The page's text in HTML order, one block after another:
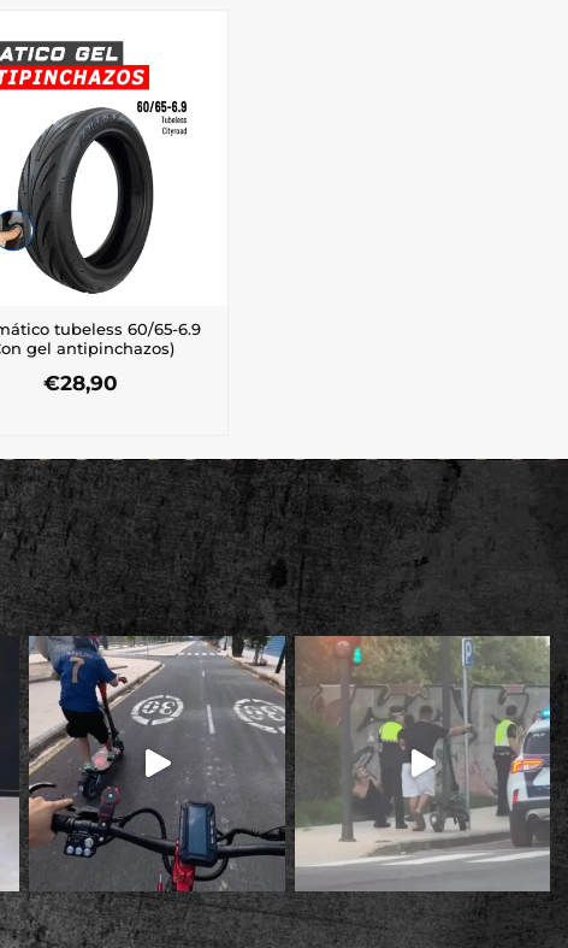
tubeless 60/65-6.9
gel antipinchazos)
€28,90